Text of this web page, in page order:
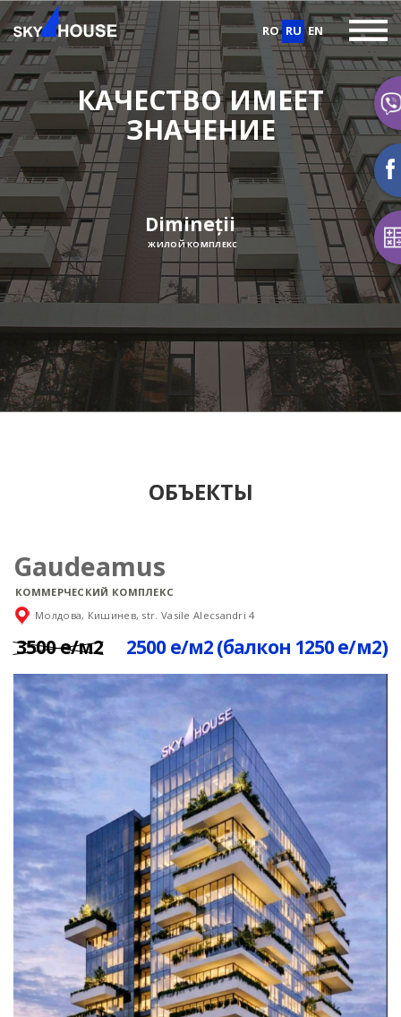
RO RU EN
КАЧЕСТВО ИМЕЕТ
ЗНАЧЕНИЕ
Bacioii Noi
ЖИЛОЙ КОМПЛЕКС
ОБЪЕКТЫ
Gaudeamus
КОММЕРЧЕСКИЙ КОМПЛЕКС
Молдова, Кишинев, str. Vasile Alecsandri 4
3500 е/м2 2500 е/м2 (балкон 1250 е/м2)